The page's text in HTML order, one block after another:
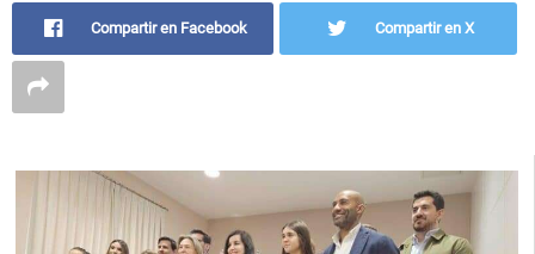
Compartir en Facebook Compartir en X